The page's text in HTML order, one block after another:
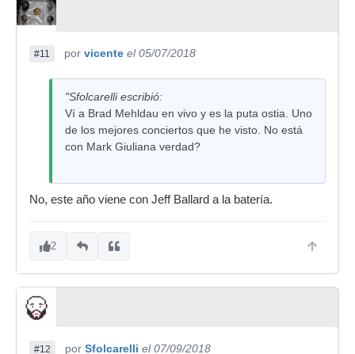
#11 por vicente el 05/07/2018
"Sfolcarelli escribió:
Ví a Brad Mehldau en vivo y es la puta ostia. Uno
de los mejores conciertos que he visto. No está
con Mark Giuliana verdad?
No, este año viene con Jeff Ballard a la batería.
2
#12 por Sfolcarelli el 07/09/2018